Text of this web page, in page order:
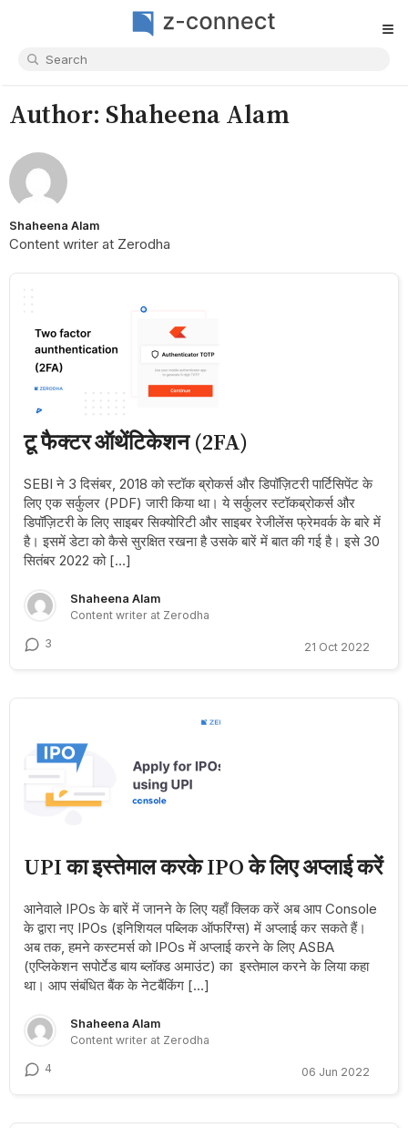
≡
Author: Shaheena Alam
Shaheena Alam
Content writer at Zerodha
टू फैक्टर ऑथेंटिकेशन (2FA)
SEBI ने 3 दिसंबर, 2018 को स्टॉक ब्रोकर्स और डिपॉज़िटरी पार्टिसिपेंट के
लिए एक सर्कुलर (PDF) जारी किया था। ये सर्कुलर स्टॉकब्रोकर्स और
डिपॉज़िटरी के लिए साइबर सिक्योरिटी और साइबर रेजीलेंस फ्रेमवर्क के बारे में
है। इसमें डेटा को कैसे सुरक्षित रखना है उसके बारें में बात की गई है। इसे 30
सितंबर 2022 को […]
Shaheena Alam
Content writer at Zerodha
3 21 Oct 2022
UPI का इस्तेमाल करके IPO के लिए अप्लाई करें
आनेवाले IPOs के बारें में जानने के लिए यहाँ क्लिक करें अब आप Console
के द्वारा नए IPOs (इनिशियल पब्लिक ऑफरिंग्स) में अप्लाई कर सकते हैं।
अब तक, हमने कस्टमर्स को IPOs में अप्लाई करने के लिए ASBA
(एप्लिकेशन सपोर्टेड बाय ब्लॉक्ड अमाउंट) का इस्तेमाल करने के लिया कहा
था। आप संबंधित बैंक के नेटबैंकिंग […]
Shaheena Alam
Content writer at Zerodha
4 06 Jun 2022